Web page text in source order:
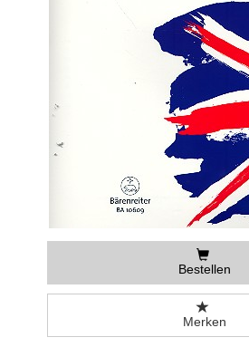
Bestellen
Merken